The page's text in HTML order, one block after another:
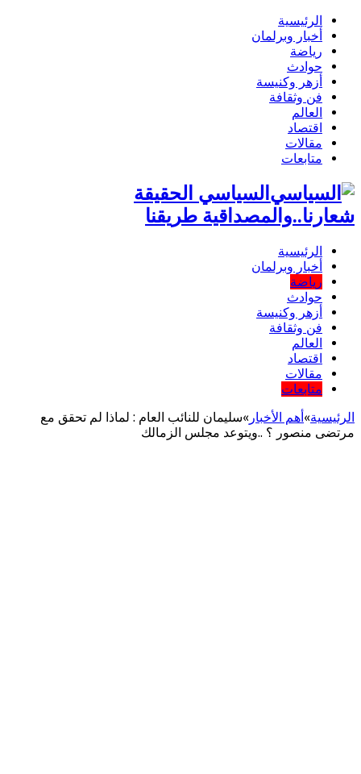
الرئيسية
أخبار وبرلمان
رياضة
حوادث
أزهر وكنيسة
فن وثقافة
العالم
اقتصاد
مقالات
متابعات
السياسي الحقيقة
شعارنا..والمصداقية طريقنا
الرئيسية
أخبار وبرلمان
رياضة
حوادث
أزهر وكنيسة
فن وثقافة
العالم
اقتصاد
مقالات
متابعات
الرئيسية»أهم اﻷخبار »سليمان للنائب العام : لماذا لم تحقق مع
مرتضى منصور ؟ ..ويتوعد مجلس الزمالك